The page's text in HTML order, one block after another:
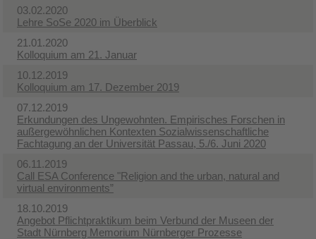
03.02.2020
Lehre SoSe 2020 im Überblick
21.01.2020
Kolloquium am 21. Januar
10.12.2019
Kolloquium am 17. Dezember 2019
07.12.2019
Erkundungen des Ungewohnten. Empirisches Forschen in
außergewöhnlichen Kontexten Sozialwissenschaftliche
Fachtagung an der Universität Passau, 5./6. Juni 2020
06.11.2019
Call ESA Conference "Religion and the urban, natural and
virtual environments”
18.10.2019
Angebot Pflichtpraktikum beim Verbund der Museen der
Stadt Nürnberg Memorium Nürnberger Prozesse